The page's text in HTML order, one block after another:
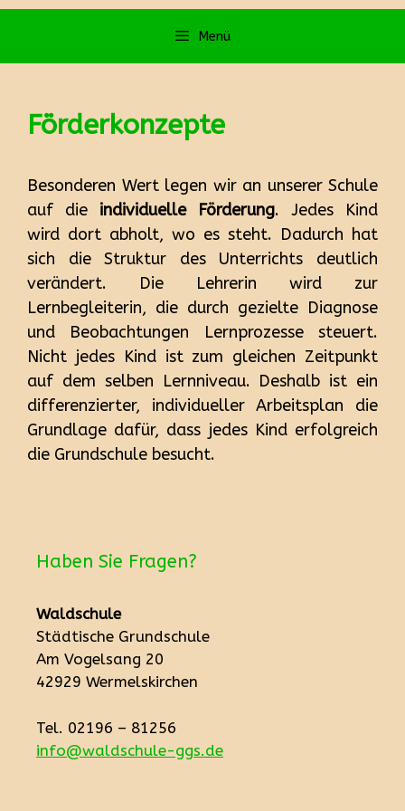
Menü
Förderkonzepte
Besonderen Wert legen wir an unserer Schule
auf die individuelle Förderung. Jedes Kind
wird dort abholt, wo es steht. Dadurch hat
sich die Struktur des Unterrichts deutlich
verändert. Die Lehrerin wird zur
Lernbegleiterin, die durch gezielte Diagnose
und Beobachtungen Lernprozesse steuert.
Nicht jedes Kind ist zum gleichen Zeitpunkt
auf dem selben Lernniveau. Deshalb ist ein
differenzierter, individueller Arbeitsplan die
Grundlage dafür, dass jedes Kind erfolgreich
die Grundschule besucht.
Haben Sie Fragen?
Waldschule
Städtische Grundschule
Am Vogelsang 20
42929 Wermelskirchen
Tel. 02196 – 81256
info@waldschule-ggs.de